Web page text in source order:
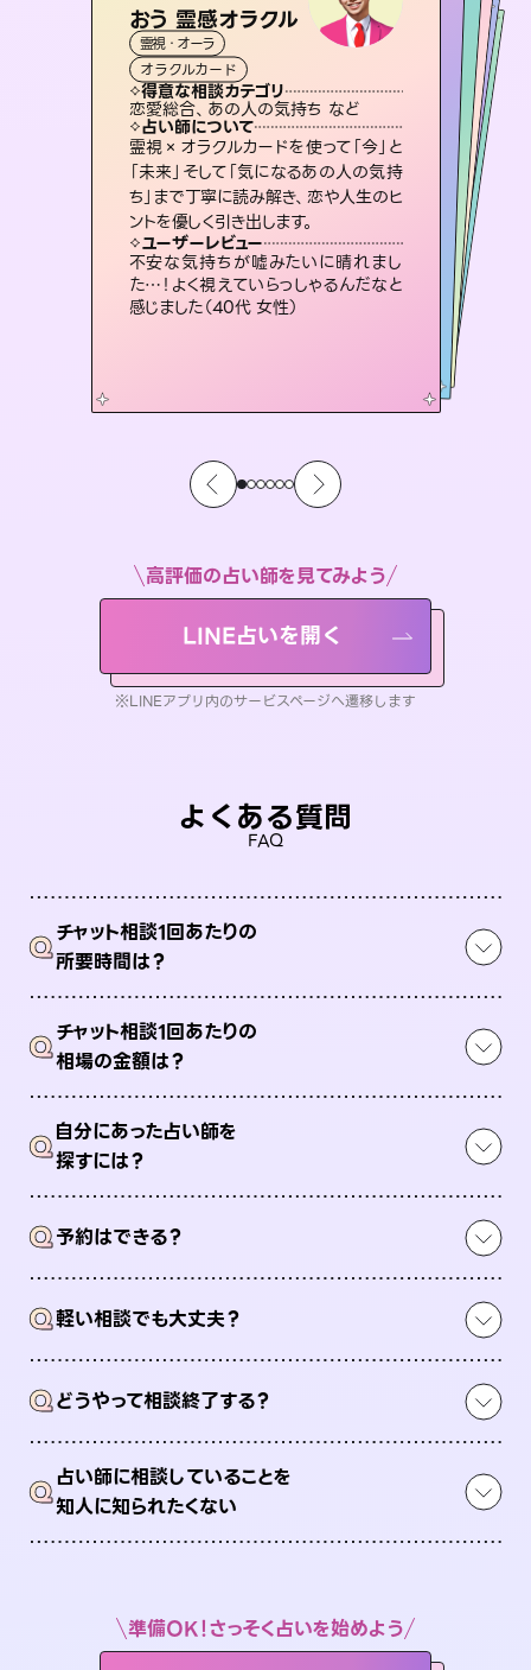
おう 霊感オラクル
霊視・オーラ
オラクルカード
得意な相談カテゴリ
恋愛総合、あの人の気持ち など
占い師について
霊視×オラクルカードを使って「今」と
「未来」そして「気になるあの人の気持
ち」まで丁寧に読み解き、恋や人生のヒ
ントを優しく引き出します。
ユーザーレビュー
不安な気持ちが嘘みたいに晴れまし
た…！よく視えていらっしゃるんだなと
感じました（40代 女性）
アイリス -iris-
西洋占星術
ルーン
得意な相談カテゴリ
恋愛総合、片想い、二人の未来 など
占い師について
復縁、恋愛、不倫の行方、同性愛や片
思い、仕事関係や借金問題まで知りた
いことや心の負担になっていることを
紐解き、背中をそっと押して導きます。
ユーザーレビュー
安心感のあり、言い切ってくれる所や濁
さない鑑定のおかげで、毎回自分の気
持ちを整えられます（30代 男性）
彗望
霊視・オーラ
スピリチュアル・リーディング
得意な相談カテゴリ
片想い、あの人の気持ち、復縁 など
占い師について
3,700年以上の歴史を持つ東洋最古の
占術「易占」で詳細まで占い、幸せへ向
かう道筋を示します。厳しい結果にも具
体的な対策をお伝えします。
ユーザーレビュー
複雑な背景もしっかり聞いて鑑定して
いただけました。気持ちが楽になりまし
た（50代 女性）
とうげんみう
霊視・オーラ
スピリチュアル・リーディング
得意な相談カテゴリ
片想い、あの人の気持ち、復縁 など
占い師について
恋愛のお悩みの中でも特に「曖昧な関係」の相談を得意としており、友達以上恋人未満なお相手との今後や本音を丁寧に読み解き恋愛成就へと導きます。
ユーザーレビュー
鑑定していただいてアドバイス通りに行
動すると仲が復活してきました。ありが
とうございました（40代 女性）
未来視師＊花
スピリチュアル・リーディング
得意な相談カテゴリ
出逢い、片想い、復縁 など
占い師について
未来には何パターンもの選択肢があり
ます。不安で視えにくくなっているあな
たの素敵な未来を見つけ、その未来を
選択できるようアドバイスします。
ユーザーレビュー
職場の人の性質や人間関係、本心など
本当によく視えていてびっくり。対策が
打てて前向きになれます（40代）
霊視・オーラ タロット
スピリチュアル・リーディング
得意な相談カテゴリ
片想い、二人の未来、年の差 など
占い師について
連絡再開、復縁、成就などの報告実績
多数。セラピストとして2万超の施術経
験があるからこそできる鑑定で、より良
い未来をサポートします。
ユーザーレビュー
とても心温まる鑑定でした。しかもこち
らは何も言っていないのに視えていらっ
しゃるんだなと驚きです（30代女性）
高評価の占い師を見てみよう
LINE占いを開く
※LINEアプリ内のサービスページへ遷移します
よくある質問
FAQ
Qチャット相談1回あたりの
所要時間は？
Qチャット相談1回あたりの
相場の金額は？
Q自分にあった占い師を
探すには？
Q予約はできる？
Q軽い相談でも大丈夫？
Qどうやって相談終了する？
Q占い師に相談していることを
知人に知られたくない
準備OK！さっそく占いを始めよう